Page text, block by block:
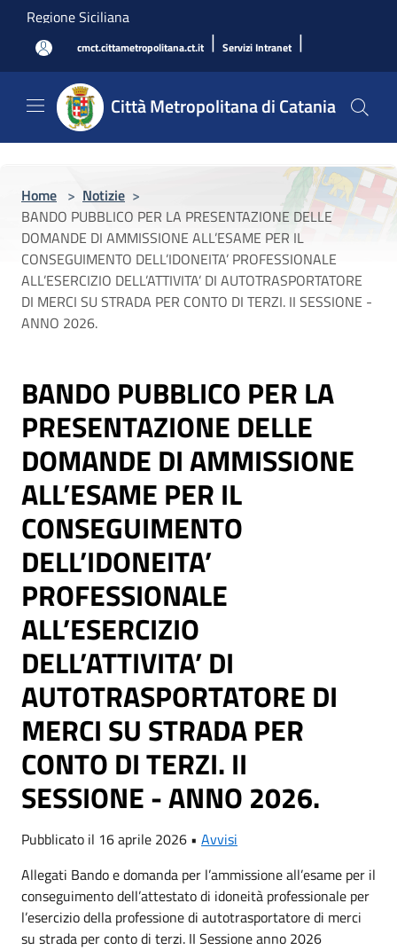
Salta al contenuto principale
Regione Siciliana
cmct.cittametropolitana.ct.it | Servizi Intranet |
Città Metropolitana di Catania
Home > Notizie >
BANDO PUBBLICO PER LA PRESENTAZIONE DELLE
DOMANDE DI AMMISSIONE ALL’ESAME PER IL
CONSEGUIMENTO DELL’IDONEITA’ PROFESSIONALE
ALL’ESERCIZIO DELL’ATTIVITA’ DI AUTOTRASPORTATORE
DI MERCI SU STRADA PER CONTO DI TERZI. II SESSIONE -
ANNO 2026.
BANDO PUBBLICO PER LA
PRESENTAZIONE DELLE
DOMANDE DI AMMISSIONE
ALL’ESAME PER IL
CONSEGUIMENTO
DELL’IDONEITA’
PROFESSIONALE
ALL’ESERCIZIO
DELL’ATTIVITA’ DI
AUTOTRASPORTATORE DI
MERCI SU STRADA PER
CONTO DI TERZI. II
SESSIONE - ANNO 2026.
Pubblicato il 16 aprile 2026 • Avvisi
Allegati Bando e domanda per l’ammissione all’esame per il
conseguimento dell’attestato di idoneità professionale per
l’esercizio della professione di autotrasportatore di merci
su strada per conto di terzi. II Sessione anno 2026